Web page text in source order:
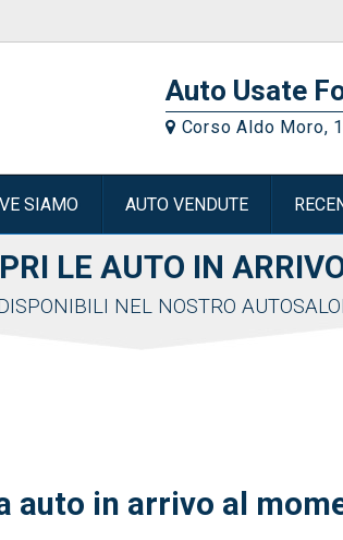
Auto Usate
Corso Aldo Moro,
SIAMO AUTO VENDUTE
LE AUTO IN
NEL NOSTRO
auto in arrivo al